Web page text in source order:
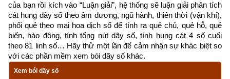
Như vậy chúng ta đang sống trong thời gian cuối cùng của
thời kỳ mạt pháp khi mà đạo đức nhân loại suy đồi, bại hoại
đến cùng cực, đại nạn sắp đến chỉ có hành thiện tích đức thì
của bạn rồi kích vào “Luận giải”, hệ thống sẽ luận giải phân tích
cát hung dãy số theo âm dương, ngũ hành, thiên thời (vận khí),
phối quẻ theo mai hoa dịch số để tính ra quẻ chủ, quẻ hỗ, quẻ
biến, hào động, tính tổng nút dãy số, tính hung cát 4 số cuối
theo 81 linh số… Hãy thử một lần để cảm nhận sự khác biệt so
với các phần mềm xem bói dãy số khác.
Xem bói dãy số